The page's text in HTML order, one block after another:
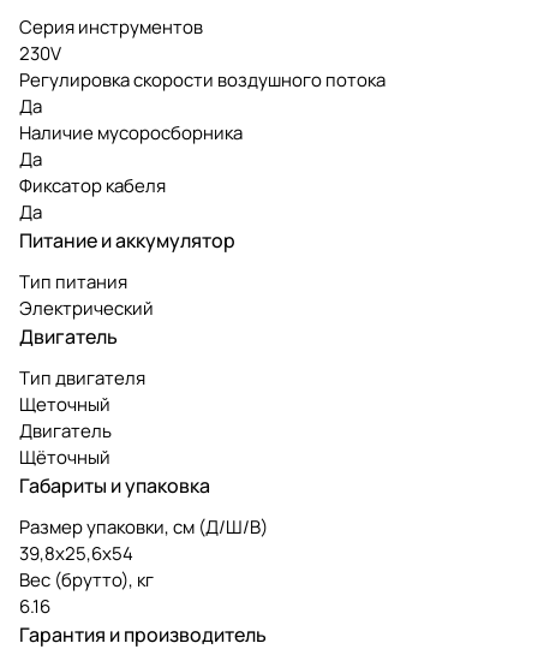
Серия инструментов
230V
Регулировка скорости воздушного потока
Да
Наличие мусоросборника
Да
Фиксатор кабеля
Да
Питание и аккумулятор
Тип питания
Электрический
Двигатель
Тип двигателя
Щеточный
Двигатель
Щёточный
Габариты и упаковка
Размер упаковки, см (Д/Ш/В)
39,8х25,6х54
Вес (брутто), кг
6.16
Гарантия и производитель